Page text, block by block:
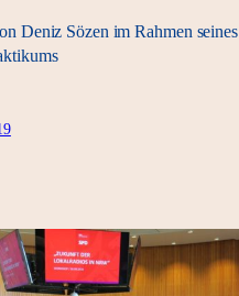
Deniz Sözen im Rahmen seines